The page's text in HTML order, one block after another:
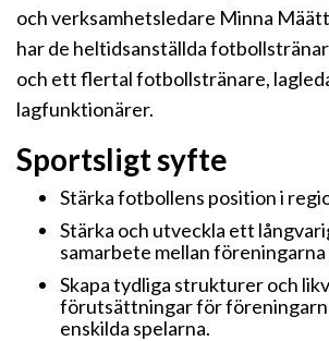
och verksamhetsledare Minna
har de heltidsanställda
och ett flertal fotbollstränare,
lagfunktionärer.
Sportsligt syfte
Stärka fotbollens position i
Stärka och utveckla ett
samarbete mellan föreningarna
Skapa tydliga strukturer och
förutsättningar för
enskilda spelarna.